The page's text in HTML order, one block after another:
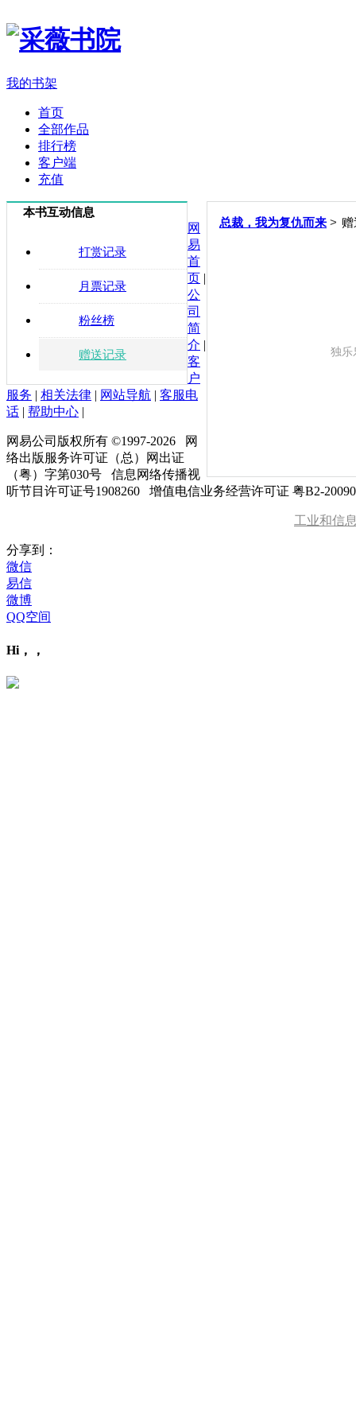
我的书架
首页
全部作品
排行榜
客户端
充值
本书互动信息
打赏记录
月票记录
粉丝榜
赠送记录
总裁，我为复仇而来 >
独乐
网
易
首
页 |
公
司
简
介 |
客
户
服务 | 相关法律 | 网站导航 | 客服电
话 | 帮助中心 |
网易公司版权所有 ©1997-2026 网
络出版服务许可证（总）网出证
（粤）字第030号 信息网络传播视
听节目许可证号1908260 增值电信业务经营许可证 粤B2-
工业和信
分享到：
微信
易信
微博
QQ空间
Hi，，